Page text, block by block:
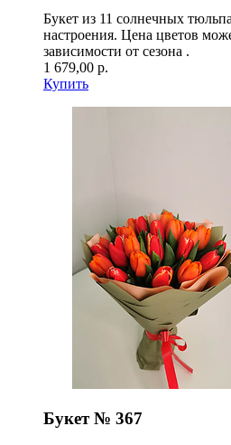
Букет из 11 солнечных
настроения. Цена цветов
зависимости от сезона .
1 679,00 р.
Купить
Букет № 367